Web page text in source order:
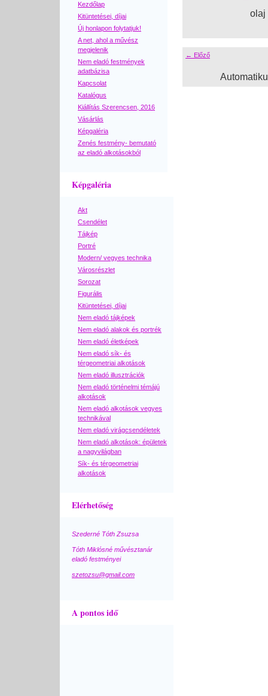
Kezdőlap
Kitüntetései, díjai
Új honlapon folytatjuk!
A net, ahol a művész
megjelenik
Nem eladó festmények
adatbázisa
Kapcsolat
Katalógus
Kiállítás Szerencsen, 2016
Vásárlás
Képgaléria
Zenés festmény- bemutató
az eladó alkotásokból
Képgaléria
Akt
Csendélet
Tájkép
Portré
Modern/ vegyes technika
Városrészlet
Sorozat
Figurális
Kitüntetései, díjai
Nem eladó tájképek
Nem eladó alakok és portrék
Nem eladó életképek
Nem eladó sík- és
térgeometriai alkotások
Nem eladó illusztrációk
Nem eladó történelmi témájú
alkotások
Nem eladó alkotások vegyes
technikával
Nem eladó virágcsendéletek
Nem eladó alkotások: épületek
a nagyvilágban
Sík- és térgeometriai
alkotások
Elérhetőség
Szederné Tóth Zsuzsa
Tóth Miklósné művésztanár
eladó festményei
szetozsu@gmail.com
A pontos idő
olaj
← Előző